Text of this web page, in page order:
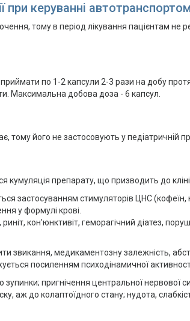
при керуванні
тому в період лікування пацієнтам
по 1-2 капсули 2-3 рази на добу
Максимальна добова доза - 6 капсул.
тому його не застосовують у педіатричній
кумуляція препарату, що призводить до
застосуванням стимуляторів ЦНС (кофеїн,
у формулі крові.
кон'юнктивіт, геморагічний діатез,
звикання, медикаментозну залежність,
посиленням психодінамичної активності
пригнічення центральної нервової
аж до колаптоїдного стану; нудота,